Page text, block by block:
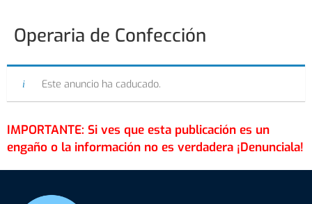
Operaria de Confección
Este anuncio ha caducado.